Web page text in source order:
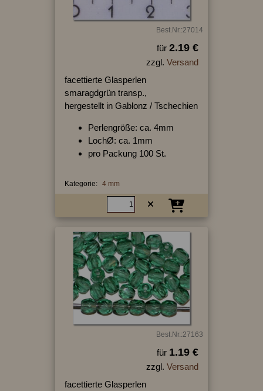
Best.Nr.:27014
für 2.19 €
zzgl. Versand
facettierte Glasperlen
smaragdgrün transp.,
hergestellt in Gablonz / Tschechien
Perlengröße: ca. 4mm
LochØ: ca. 1mm
pro Packung 100 St.
Kategorie: 4 mm
Best.Nr.:27163
für 1.19 €
zzgl. Versand
facettierte Glasperlen